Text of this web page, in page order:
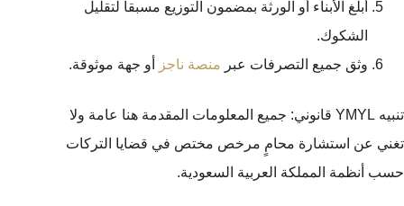
أبلغ الأبناء أو الورثة بمضمون التوزيع مسبقاً لتقليل
الشكوك.
وثق جميع التصرفات عبر منصة ناجز أو جهة موثوقة.
تنبيه YMYL قانوني: جميع المعلومات المقدمة هنا عامة ولا
تغني عن استشارة محامٍ مرخص مختص في قضايا التركات
حسب أنظمة المملكة العربية السعودية.